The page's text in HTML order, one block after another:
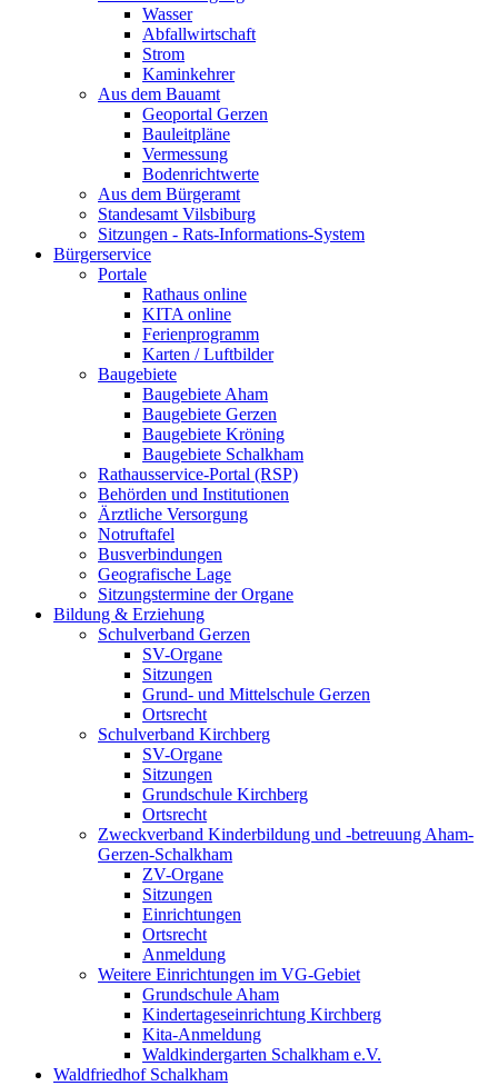
Wasser
Abfallwirtschaft
Strom
Kaminkehrer
Aus dem Bauamt
Geoportal Gerzen
Bauleitpläne
Vermessung
Bodenrichtwerte
Aus dem Bürgeramt
Standesamt Vilsbiburg
Sitzungen - Rats-Informations-System
Bürgerservice
Portale
Rathaus online
KITA online
Ferienprogramm
Karten / Luftbilder
Baugebiete
Baugebiete Aham
Baugebiete Gerzen
Baugebiete Kröning
Baugebiete Schalkham
Rathausservice-Portal (RSP)
Behörden und Institutionen
Ärztliche Versorgung
Notruftafel
Busverbindungen
Geografische Lage
Sitzungstermine der Organe
Bildung & Erziehung
Schulverband Gerzen
SV-Organe
Sitzungen
Grund- und Mittelschule Gerzen
Ortsrecht
Schulverband Kirchberg
SV-Organe
Sitzungen
Grundschule Kirchberg
Ortsrecht
Zweckverband Kinderbildung und -betreuung Aham-
Gerzen-Schalkham
ZV-Organe
Sitzungen
Einrichtungen
Ortsrecht
Anmeldung
Weitere Einrichtungen im VG-Gebiet
Grundschule Aham
Kindertageseinrichtung Kirchberg
Kita-Anmeldung
Waldkindergarten Schalkham e.V.
Waldfriedhof Schalkham